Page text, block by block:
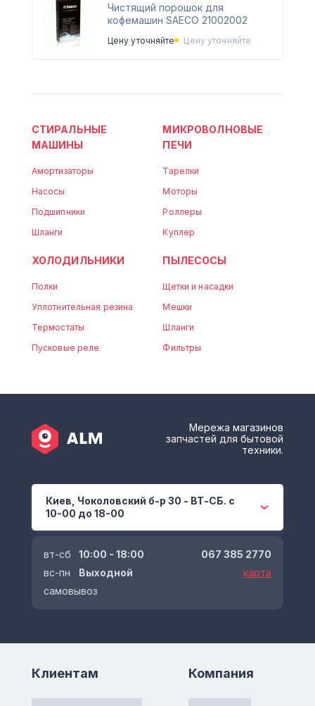
Чистящий порошок для
кофемашин SAECO 21002002
Цену уточняйте Цену уточняйте
СТИРАЛЬНЫЕ
МАШИНЫ
Амортизаторы
Насосы
Подшипники
Шланги
МИКРОВОЛНОВЫЕ
ПЕЧИ
Тарелки
Моторы
Роллеры
Куплер
ХОЛОДИЛЬНИКИ
Полки
Уплотнительная резина
Термостаты
Пусковые реле
ПЫЛЕСОСЫ
Щетки и насадки
Мешки
Шланги
Фильтры
Мережа магазинов
запчастей для бытовой
техники.
Киев, Чоколовский б-р 30 - ВТ-СБ. с
10-00 до 18-00
вт-сб
10:00 - 18:00
вс-пн
Выходной
самовывоз
067 385 2770
карта
Клиентам Компания